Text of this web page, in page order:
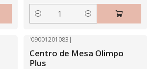
Cantidad
'09001201083 |
Centro de Mesa Olimpo
Plus